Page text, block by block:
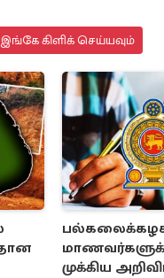
கிளிக் செய்யவும்
முக்கிய